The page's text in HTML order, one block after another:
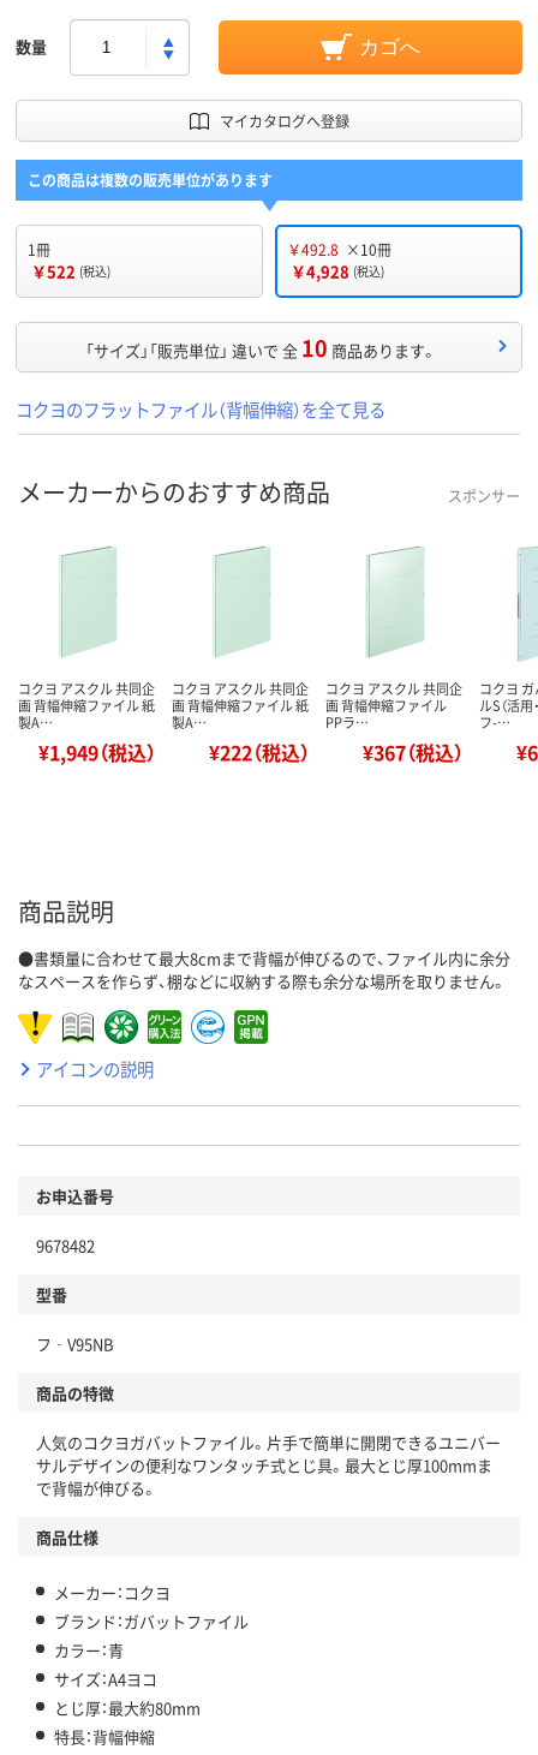
数量 カゴへ
マイカタログへ登録
この商品は複数の販売単位があります
1冊
￥522 (税込)
￥492.8 ×10冊
￥4,928 (税込)
「サイズ」「販売単位」 違いで 全 10 商品あります。
コクヨのフラットファイル（背幅伸縮）を全て見る
メーカーからのおすすめ商品 スポンサー
コクヨ アスクル 共同企
画 背幅伸縮ファイル 紙
製A…
¥1,949（税込）
コクヨ アスクル 共同企
画 背幅伸縮ファイル 紙
製A…
¥222（税込）
コクヨ アスクル 共同企
画 背幅伸縮ファイル
PPラ…
¥367（税込）
コクヨ
ルS（活用
フ-…
商品説明
●書類量に合わせて最大8cmまで背幅が伸びるので、ファイル内に余分
なスペースを作らず、棚などに収納する際も余分な場所を取りません。
アイコンの説明
お申込番号
9678482
型番
フ‐V95NB
商品の特徴
人気のコクヨガバットファイル。片手で簡単に開閉できるユニバー
サルデザインの便利なワンタッチ式とじ具。最大とじ厚100mmま
で背幅が伸びる。
商品仕様
メーカー：コクヨ
ブランド：ガバットファイル
カラー：青
サイズ：A4ヨコ
とじ厚：最大約80mm
特長：背幅伸縮